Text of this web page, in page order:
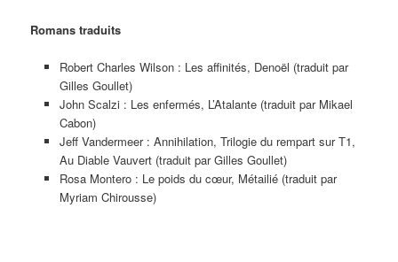
Romans traduits
Robert Charles Wilson : Les affinités, Denoël (traduit par
Gilles Goullet)
John Scalzi : Les enfermés, L’Atalante (traduit par Mikael
Cabon)
Jeff Vandermeer : Annihilation, Trilogie du rempart sur T1,
Au Diable Vauvert (traduit par Gilles Goullet)
Rosa Montero : Le poids du cœur, Métailié (traduit par
Myriam Chirousse)